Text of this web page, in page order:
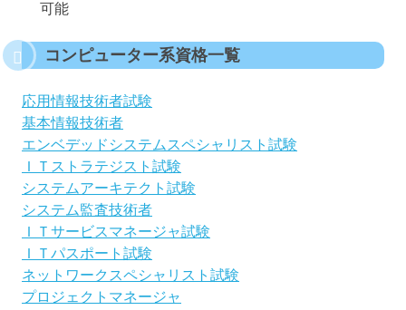
可能
コンピューター系資格一覧
応用情報技術者試験
基本情報技術者
エンベデッドシステムスペシャリスト試験
ＩＴストラテジスト試験
システムアーキテクト試験
システム監査技術者
ＩＴサービスマネージャ試験
ＩＴパスポート試験
ネットワークスペシャリスト試験
プロジェクトマネージャ